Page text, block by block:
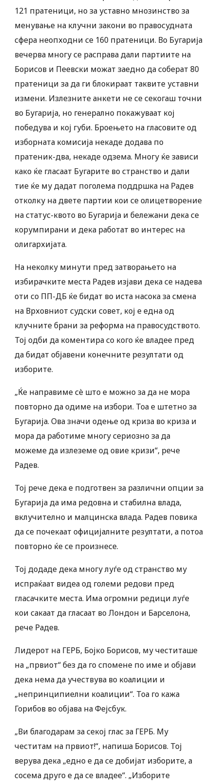
121 пратеници, но за уставно мнозинство за
менување на клучни закони во правосудната
сфера неопходни се 160 пратеници. Во Бугарија
вечерва многу се расправа дали партиите на
Борисов и Пеевски можат заедно да соберат 80
пратеници за да ги блокираат таквите уставни
измени. Излезните анкети не се секогаш точни
во Бугарија, но генерално покажуваат кој
победува и кој губи. Броењето на гласовите од
изборната комисија некаде додава по
пратеник-два, некаде одзема. Многу ќе зависи
како ќе гласаат Бугарите во странство и дали
тие ќе му дадат поголема поддршка на Радев
отколку на двете партии кои се олицетворение
на статус-квото во Бугарија и бележани дека се
корумпирани и дека работат во интерес на
олигархијата.
На неколку минути пред затворањето на
избирачките места Радев изјави дека се надева
оти со ПП-ДБ ќе бидат во иста насока за смена
на Врховниот судски совет, кој е една од
клучните брани за реформа на правосудството.
Тој одби да коментира со кого ќе владее пред
да бидат објавени конечните резултати од
изборите.
„Ќе направиме сè што е можно за да не мора
повторно да одиме на избори. Тоа е штетно за
Бугарија. Ова значи одење од криза во криза и
мора да работиме многу сериозно за да
можеме да излеземе од овие кризи“, рече
Радев.
Тој рече дека е подготвен за различни опции за
Бугарија да има редовна и стабилна влада,
вклучително и малцинска влада. Радев повика
да се почекаат официјалните резултати, а потоа
повторно ќе се произнесе.
Тој додаде дека многу луѓе од странство му
испраќаат видеа од големи редови пред
гласачките места. Има огромни редици луѓе
кои сакаат да гласаат во Лондон и Барселона,
рече Радев.
Лидерот на ГЕРБ, Бојко Борисов, му честиташе
на „првиот“ без да го спомене по име и објави
дека нема да учествува во коалиции и
„непринципиелни коалиции“. Тоа го кажа
Горибов во објава на Фејсбук.
„Ви благодарам за секој глас за ГЕРБ. Му
честитам на првиот!“, напиша Борисов. Тој
верува дека „едно е да се добијат изборите, а
сосема друго е да се владее“. „Изборите